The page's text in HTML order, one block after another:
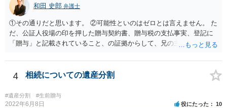
和田 史郎 弁護士
①その通りだと思います。 ②可能性といのはゼロとは言えません。 た
だ、公証人役場の印を押した贈与契約書、贈与税の支払事実、登記に
「贈与」と記載されていること、の証拠からして、兄の主張は通らな
わなければ、遺産分割調停を申し立てて進めるのがベターのような気
がしますね。
4 相続についての遺産分割
#遺産分割 #生前贈与
2022年6月8日 役にたった 10